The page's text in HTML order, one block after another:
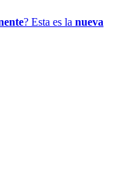
? Esta es la nueva